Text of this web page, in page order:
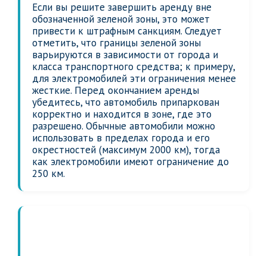
Если вы решите завершить аренду вне
обозначенной зеленой зоны, это может
привести к штрафным санкциям. Следует
отметить, что границы зеленой зоны
варьируются в зависимости от города и
класса транспортного средства; к примеру,
для электромобилей эти ограничения менее
жесткие. Перед окончанием аренды
убедитесь, что автомобиль припаркован
корректно и находится в зоне, где это
разрешено. Обычные автомобили можно
использовать в пределах города и его
окрестностей (максимум 2000 км), тогда
как электромобили имеют ограничение до
250 км.